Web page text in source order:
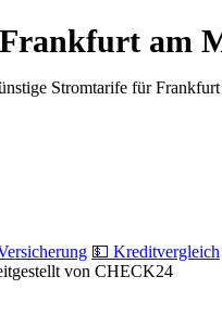
am
Stromtarife für
💵 Kreditvergleich
von CHECK24